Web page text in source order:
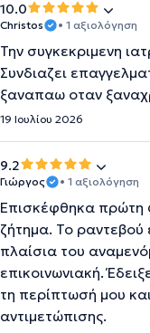
10.0
Christos • 1 αξιολόγηση
Την συγκεκριμενη
Συνδιαζει
ξαναπαω οταν
19 Ιουλίου 2026
9.2
Γιώργος • 1 αξιολόγηση
Επισκέφθηκα πρώτη
ζήτημα. Το ραντεβού
πλαίσια του
επικοινωνιακή.
τη περίπτωσή μου
αντιμετώπισης.